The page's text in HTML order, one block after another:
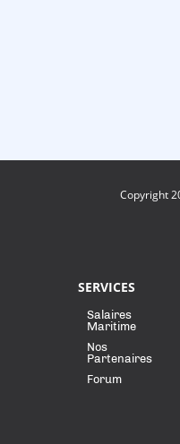
Copyright
SERVICES
Salaires
Maritime
Nos
Partenaires
Forum